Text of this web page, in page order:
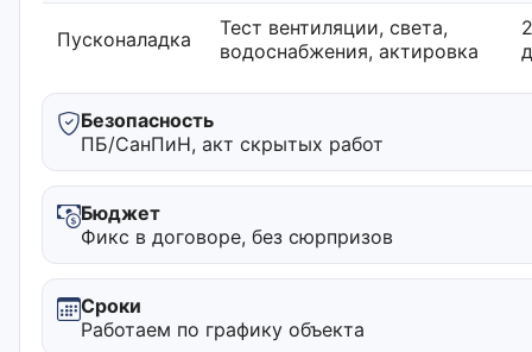
Пусконаладка
Тест вентиляции, света,
водоснабжения, актировка
Безопасность
ПБ/СанПиН, акт скрытых работ
Бюджет
Фикс в договоре, без сюрпризов
Сроки
Работаем по графику объекта